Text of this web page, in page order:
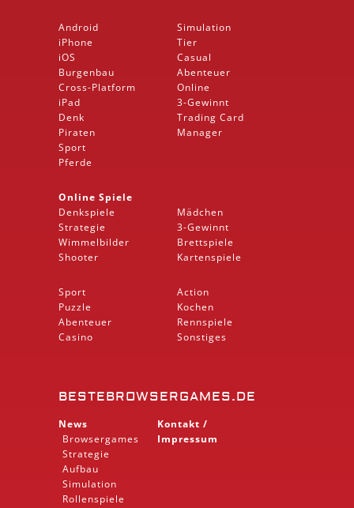
Android
iPhone
iOS
Burgenbau
Cross-Platform
iPad
Denk
Piraten
Sport
Pferde
Simulation
Tier
Casual
Abenteuer
Online
3-Gewinnt
Trading Card
Manager
Online Spiele
Denkspiele
Strategie
Wimmelbilder
Shooter
Mädchen
3-Gewinnt
Brettspiele
Kartenspiele
Sport
Puzzle
Abenteuer
Casino
Action
Kochen
Rennspiele
Sonstiges
BESTEBROWSERGAMES.DE
News
Browsergames
Strategie
Aufbau
Simulation
Rollenspiele
Kontakt /
Impressum